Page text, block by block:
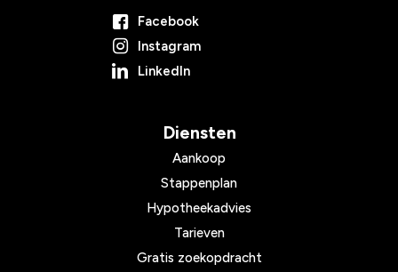
Facebook
Instagram
LinkedIn
Diensten
Aankoop
Stappenplan
Hypotheekadvies
Tarieven
Gratis zoekopdracht